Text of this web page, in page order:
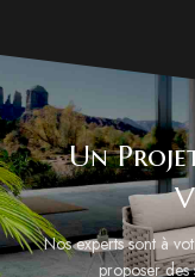
Un
Nos experts sont à
proposer des